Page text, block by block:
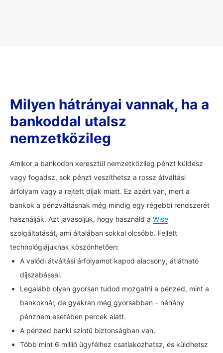
Milyen hátrányai vannak, ha a
bankoddal utalsz
nemzetközileg
Amikor a bankodon keresztül nemzetközileg pénzt küldesz
vagy fogadsz, sok pénzt veszíthetsz a rossz átváltási
árfolyam vagy a rejtett díjak miatt. Ez azért van, mert a
bankok a pénzváltásnak még mindig egy régebbi rendszerét
használják. Azt javasoljuk, hogy használd a Wise
szolgáltatását, ami általában sokkal olcsóbb. Fejlett
technológiájuknak köszönhetően:
A valódi átváltási árfolyamot kapod alacsony, átlátható
díjszabással.
Legalább olyan gyorsan tudod mozgatni a pénzed, mint a
bankoknál, de gyakran még gyorsabban – néhány
pénznem esetében percek alatt.
A pénzed banki szintű biztonságban van.
Több mint 6 millió ügyfélhez csatlakozhatsz, és küldhetsz